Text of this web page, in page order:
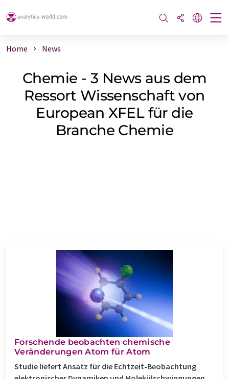
Home News
Chemie - 3 News aus dem
Ressort Wissenschaft von
European XFEL für die
Branche Chemie
Forschende beobachten chemische
Veränderungen Atom für Atom
Studie liefert Ansatz für die Echtzeit-Beobachtung